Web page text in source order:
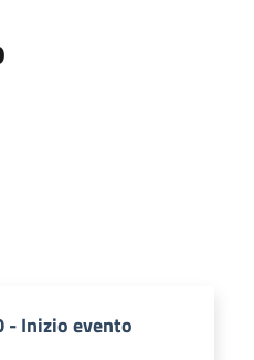
- Inizio evento